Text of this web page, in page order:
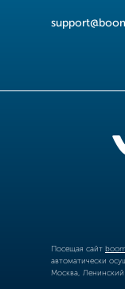
Посещая сайт
автоматически
Москва, Ленинский